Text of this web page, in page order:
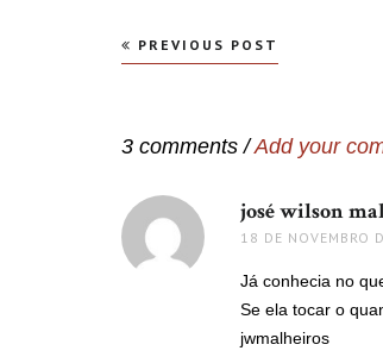
Navegação
PREVIOUS POST
3 comments /Add your
josé wilson
18 DE NOVEMBRO
Já conhecia no
Se ela tocar o
jwmalheiros